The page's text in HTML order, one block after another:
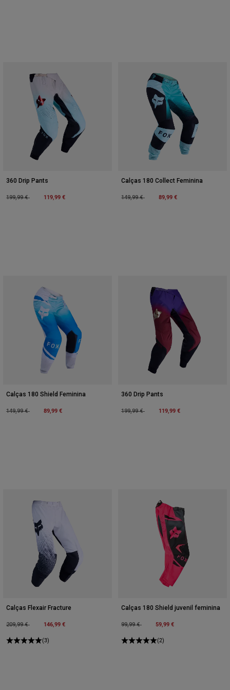
360 Drip Pants
Price reduced from
199,99 €to 119,99 €
Calças 180 Collect Feminina
Price reduced from
149,99 €to 89,99 €
Calças 180 Shield Feminina
Price reduced from
149,99 €to 89,99 €
360 Drip Pants
Price reduced from
199,99 €to 119,99 €
Calças Flexair Fracture
Price reduced from
209,99 €to 146,99 €
(3)
Calças 180 Shield juvenil feminina
Price reduced from
99,99 €to 59,99 €
(2)